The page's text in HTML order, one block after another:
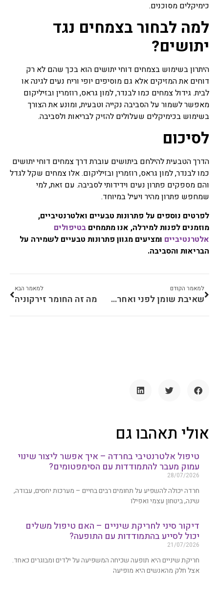
כימיקלים מסוכנים.
למה לבחור בצמחים נגד
יתושים?
היתרון בשימוש בצמחים דוחי יתושים הוא בכך שהם לא רק
דוחים את המזיקים אלא גם מוסיפים יופי וריח נעים לגינה או
לבית. גידול צמחים כמו לבנדר, למון גראס, רוזמרין ובזיליקום
מאפשר לשמור על הסביבה נקייה וטבעית, ומונע את הצורך
בשימוש בכימיקלים שעלולים להזיק לבריאות ולסביבה.
לסיכום
הדרך הטבעית להילחם ביתושים עוברת דרך צמחים דוחי יתושים
כמו לבנדר, למון גראס, רוזמרין ובזיליקום. אלו צמחים שקל לגדל
והם מספקים פתרון נעים וידידותי לסביבה. עם זאת, למי
שמחפש פתרון מהיר ויעיל במיוחד.
לפרטים נוספים על פתרונות טבעיים ואלטרנטיביים,
מוזמנים לפנות למירלה, אנו מתמחים בטיפולים
אלטרנטיביים ומציעים מגוון פתרונות טבעיים לשמירה על
הבריאות והסביבה.
למאמר הקודם
שאיבת שומן לפני ואחרי – דגשים חשובים
למאמר הבא
מה זה החומר זירקוניה
אולי תאהבו גם
טיפול אלטרנטיבי בחרדה – איך אפשר ליצור שינוי
עמוק מעבר להתמודדות עם הסימפטומים?
28/07/2026
חרדה יכולה להשפיע על תחומים רבים בחיים – מערכות יחסים, עבודה,
שינה, ביטחון עצמי ואפילו
דיקור סיני לחריקת שיניים – האם טיפול משלים
יכול לסייע בהתמודדות עם התופעה?
21/07/2026
חריקת שיניים היא תופעה שכיחה המשפיעה על ילדים ומבוגרים כאחד.
אצל חלק מהאנשים היא מופיעה